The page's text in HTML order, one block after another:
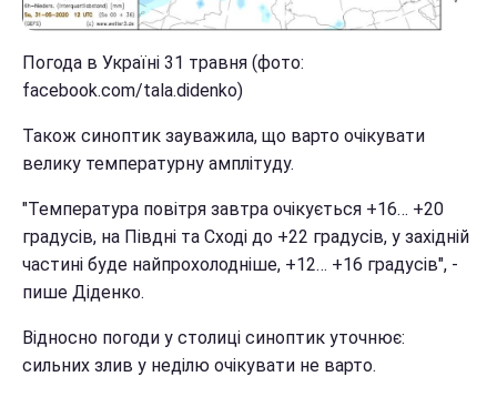
Погода в Україні 31 травня (фото:
facebook.com/tala.didenko)
Також синоптик зауважила, що варто очікувати
велику температурну амплітуду.
"Температура повітря завтра очікується +16… +20
градусів, на Півдні та Сході до +22 градусів, у західній
частині буде найпрохолодніше, +12… +16 градусів", -
пише Діденко.
Відносно погоди у столиці синоптик уточнює:
сильних злив у неділю очікувати не варто.